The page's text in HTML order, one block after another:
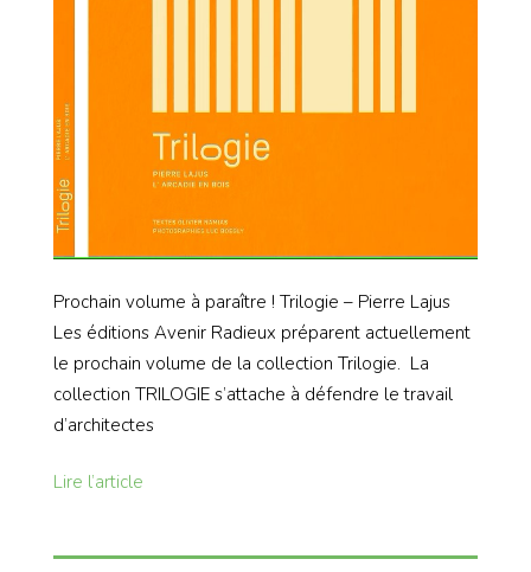
Prochain volume à paraître ! Trilogie – Pierre Lajus
Les éditions Avenir Radieux préparent actuellement
le prochain volume de la collection Trilogie. La
collection TRILOGIE s’attache à défendre le travail
d’architectes
Lire l’article